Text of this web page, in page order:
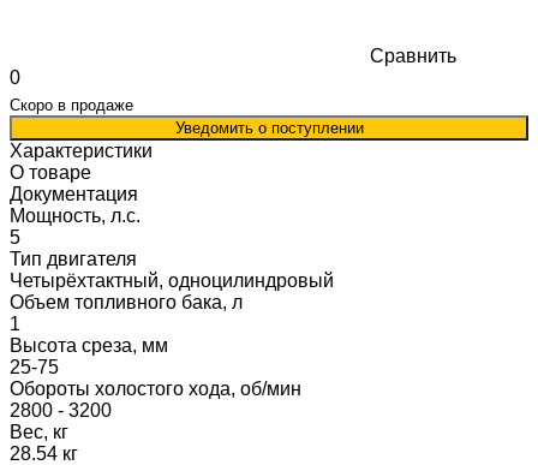
Сравнить
0
Скоро в продаже
Уведомить о поступлении
Характеристики
О товаре
Документация
Мощность, л.с.
5
Тип двигателя
Четырёхтактный, одноцилиндровый
Объем топливного бака, л
1
Высота среза, мм
25-75
Обороты холостого хода, об/мин
2800 - 3200
Вес, кг
28.54 кг